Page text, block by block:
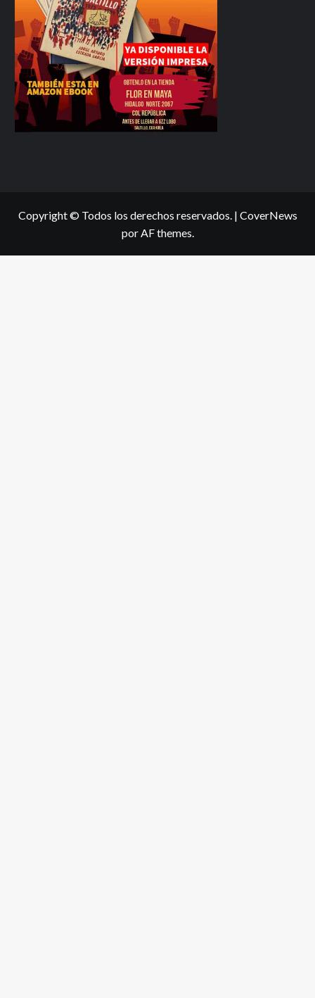
Copyright © Todos los derechos reservados. | CoverNews
por AF themes.